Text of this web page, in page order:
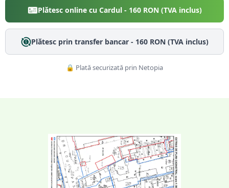
Plătesc online cu Cardul - 160RON (TVA inclus)
Plătesc prin transfer bancar - 160RON (TVA inclus)
🔒 Plată securizată prin Netopia